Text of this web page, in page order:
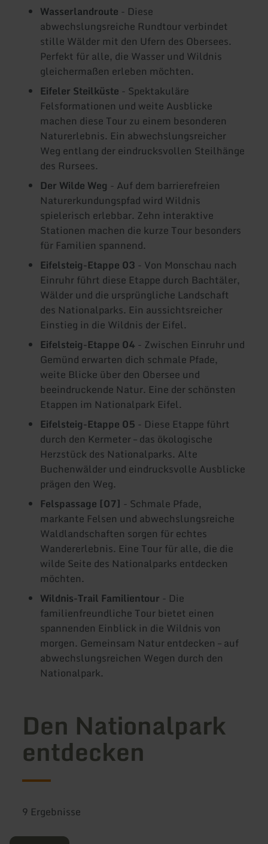
Wasserlandroute - Diese
abwechslungsreiche Rundtour verbindet
stille Wälder mit den Ufern des Obersees.
Perfekt für alle, die Wasser und Wildnis
gleichermaßen erleben möchten.
Eifeler Steilküste - Spektakuläre
Felsformationen und weite Ausblicke
machen diese Tour zu einem besonderen
Naturerlebnis. Ein abwechslungsreicher
Weg entlang der eindrucksvollen Steilhänge
des Rursees.
Der Wilde Weg - Auf dem barrierefreien
Naturerkundungspfad wird Wildnis
spielerisch erlebbar. Zehn interaktive
Stationen machen die kurze Tour besonders
für Familien spannend.
Eifelsteig-Etappe 03 - Von Monschau nach
Einruhr führt diese Etappe durch Bachtäler,
Wälder und die ursprüngliche Landschaft
des Nationalparks. Ein aussichtsreicher
Einstieg in die Wildnis der Eifel.
Eifelsteig-Etappe 04 - Zwischen Einruhr und
Gemünd erwarten dich schmale Pfade,
weite Blicke über den Obersee und
beeindruckende Natur. Eine der schönsten
Etappen im Nationalpark Eifel.
Eifelsteig-Etappe 05 - Diese Etappe führt
durch den Kermeter – das ökologische
Herzstück des Nationalparks. Alte
Buchenwälder und eindrucksvolle Ausblicke
prägen den Weg.
Felspassage [07] - Schmale Pfade,
markante Felsen und abwechslungsreiche
Waldlandschaften sorgen für echtes
Wandererlebnis. Eine Tour für alle, die die
wilde Seite des Nationalparks entdecken
möchten.
Wildnis-Trail Familientour - Die
familienfreundliche Tour bietet einen
spannenden Einblick in die Wildnis von
morgen. Gemeinsam Natur entdecken – auf
abwechslungsreichen Wegen durch den
Nationalpark.
Den Nationalpark
entdecken
9 Ergebnisse